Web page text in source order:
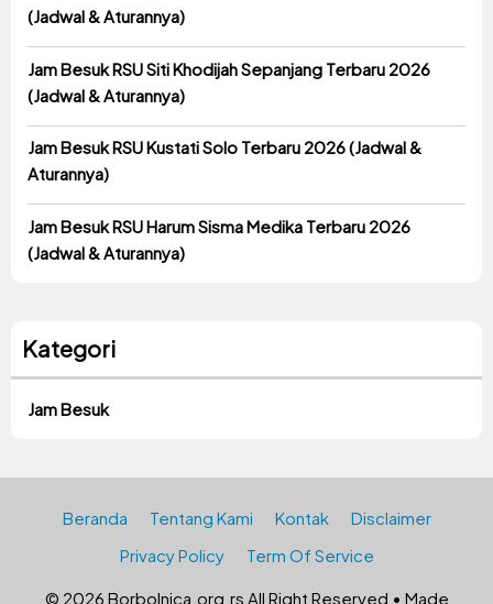
(Jadwal & Aturannya)
Jam Besuk RSU Siti Khodijah Sepanjang Terbaru 2026
(Jadwal & Aturannya)
Jam Besuk RSU Kustati Solo Terbaru 2026 (Jadwal &
Aturannya)
Jam Besuk RSU Harum Sisma Medika Terbaru 2026
(Jadwal & Aturannya)
Kategori
Jam Besuk
Beranda Tentang Kami Kontak
Disclaimer
Privacy Policy
Term Of Service
© 2026 Borbolnica.org.rs All Right Reserved • Made